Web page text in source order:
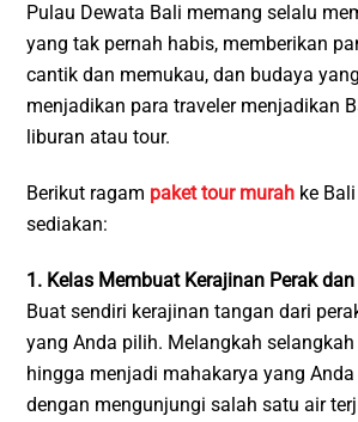
Pulau Dewata Bali memang selalu
yang tak pernah habis, memberikan
cantik dan memukau, dan budaya
menjadikan para traveler menjadikan
liburan atau tour.
Berikut ragam paket tour murah ke
sediakan:
1. Kelas Membuat Kerajinan Perak
Buat sendiri kerajinan tangan dari
yang Anda pilih. Melangkah
hingga menjadi mahakarya yang
dengan mengunjungi salah satu air